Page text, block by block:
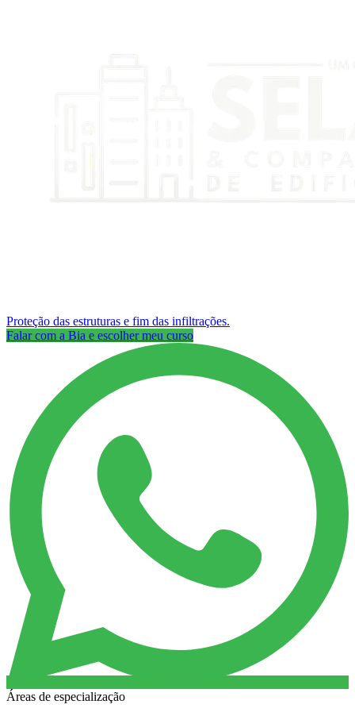
Proteção das estruturas e fim das infiltrações.
Falar com a Bia e escolher meu curso
Áreas de especialização